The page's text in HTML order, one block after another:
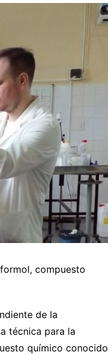
compuesto
de la
técnica para la
químico conocido